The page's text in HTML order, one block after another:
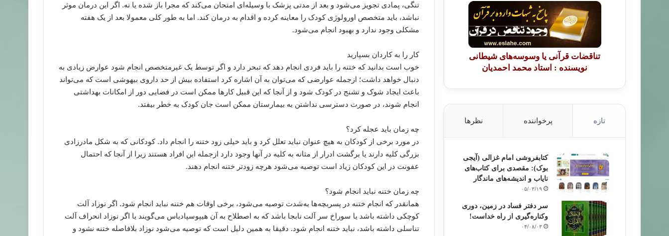
تنگی، پمادی تجویز می‌شود و بعد از مدتی پزشک با وسیله‌ای امتحان می‌کند که مجرا باز شده یا نه. اگر این درمان موثر
نباشد، باید متخصص اورولوژی کودک را معاینه کرده و اقدام به درمان کند. اما به طور کلی معمولا بعد از یک هفته
مشکلی وجود ندارد و بهبود انجام می‌شود.
کار را به کاردان بسپارید
خوب است بدانید که ختنه را باید فردی انجام دهد که تبحر دارد و اگر توسط یک غیرمتخصص انجام شود عوارض زیادی به
دنبال خواهد داشت؛ ازجمله عوارضی که می‌توان به آن اشاره کرد استفاده بیش از حد داروی بیهوشی است که می‌تواند
باعث ایجاد شوک و تشنج در کودک شود و از آنجا که این قبیل کارها ممكن است در فضایی دور از امکانات بهداشتی
انجام شوند، در صورت دسترسی نداشتن به بیمارستان ممکن است جان کودک به خطر بیفتد.
چه زمان باید عجله کرد؟
در مورد برخی از کودکان به هیچ عنوان نباید تعلل کرد و باید خیلی زود ختنه را انجام داد. کودکانی که به شکل مادرزادی
بزرگی کلیه دارند یا برگشت ادرار از مثانه به کلیه در آنها وجود دارد ازجمله این افراد هستند زیرا از آنجا که احتمال
عفونت در این کودکان زیاد است توصیه می‌شود هرچه زودتر ختنه انجام دهند.
چه زمان ختنه نباید انجام شود؟
همانقدر که انجام ختنه در پسربچه‌ها به‌شدت توصیه می‌شود، برخی اوقات هم ختنه نباید انجام شود. اگر نوزاد آلت
کوچکی داشته باشد یا سوراخ سر آلت نابجا باشد که به اصطلاح به آن هیپوسپادیاس می‌گویند یا اگر نوزاد انحراف آلت
تناسلی داشته باشد، نباید ختنه انجام شود. دقیقا به همین دلیل است که توصیه می‌شود نوزاد بلافاصله ختنه نشود و
تناقضات قرآنی یا وسوسه‌های شیطانی
نویسنده : استاد محمد احمدیان
تازه پرخواننده نظرها
کتابفروشی امام غزالی (آیجی
بوک): مقصدی برای کتاب‌های
نایاب و اندیشه‌های ماندگار
۰۵/۰۳/۱۹
سر دفتر فساد در زمین‌، دوری
وکناره‌گیری از راه خداست‌!
۰۴/۰۸/۰۳